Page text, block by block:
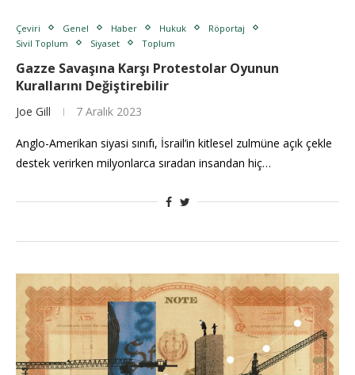
Çeviri Genel Haber Hukuk
Röportaj
Sivil Toplum
Siyaset Toplum
Gazze Savaşına Karşı Protestolar Oyunun
Kurallarını Değiştirebilir
Joe Gill 7 Aralık 2023
Anglo-Amerikan siyasi sınıfı, İsrail’in kitlesel zulmüne açık çekle
destek verirken milyonlarca sıradan insandan hiç…